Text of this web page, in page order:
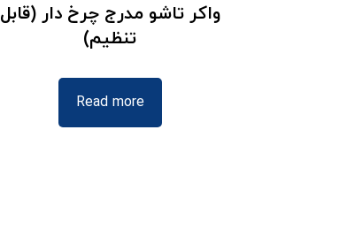
واکر تاشو مدرج چرخ دار (قابل
تنظیم)
Read more